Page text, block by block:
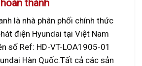
thành
là nhà phân phối chính thức
điện Hyundai tại Việt Nam
số Ref: HD-VT-LOA1905-01
Hàn Quốc.Tất cả các sản